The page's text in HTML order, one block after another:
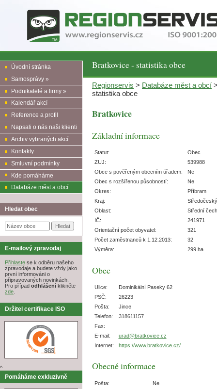
Bratkovice - statistika obce
Úvodní stránka
Samosprávy »
Podnikatelé a firmy »
Kalendář akcí
Reference a profil
Napsali o nás naši klienti
Archiv vybraných akcí
Kontakty
Smluvní podmínky
Kde pomáháme
Databáze měst a obcí
Hledat obec
E-mailový zpravodaj
Přihlaste se k odběru našeho
zpravodaje a budete vždy jako
první informováni o
připravovaných novinkách.
Pro případ odhlášení klikněte
zde.
Držitel certifikace ISO
^
Pomáháme exkluzivně
Regionservis > Databáze měst a obcí
statistika obce
Bratkovice
Základní informace
Statut:
Obec
ZUJ:
539988
Obce s pověřeným obecním úřadem:
Ne
Obec s rozšířenou působností:
Ne
Okres:
Příbram
Kraj:
Středočeský
Oblast:
Střední
IČ:
241971
Orientační počet obyvatel:
321
Počet zaměstnanců k 1.12.2013:
32
Výměra:
299 ha
Obec
Ulice:
Dominikální Paseky 62
PSČ:
26223
Pošta:
Jince
Telefon:
318611157
Fax:
E-mail:
urad@bratkovice.cz
Internet:
https://www.bratkovice.cz/
Obecné informace
Pošta:
Ne